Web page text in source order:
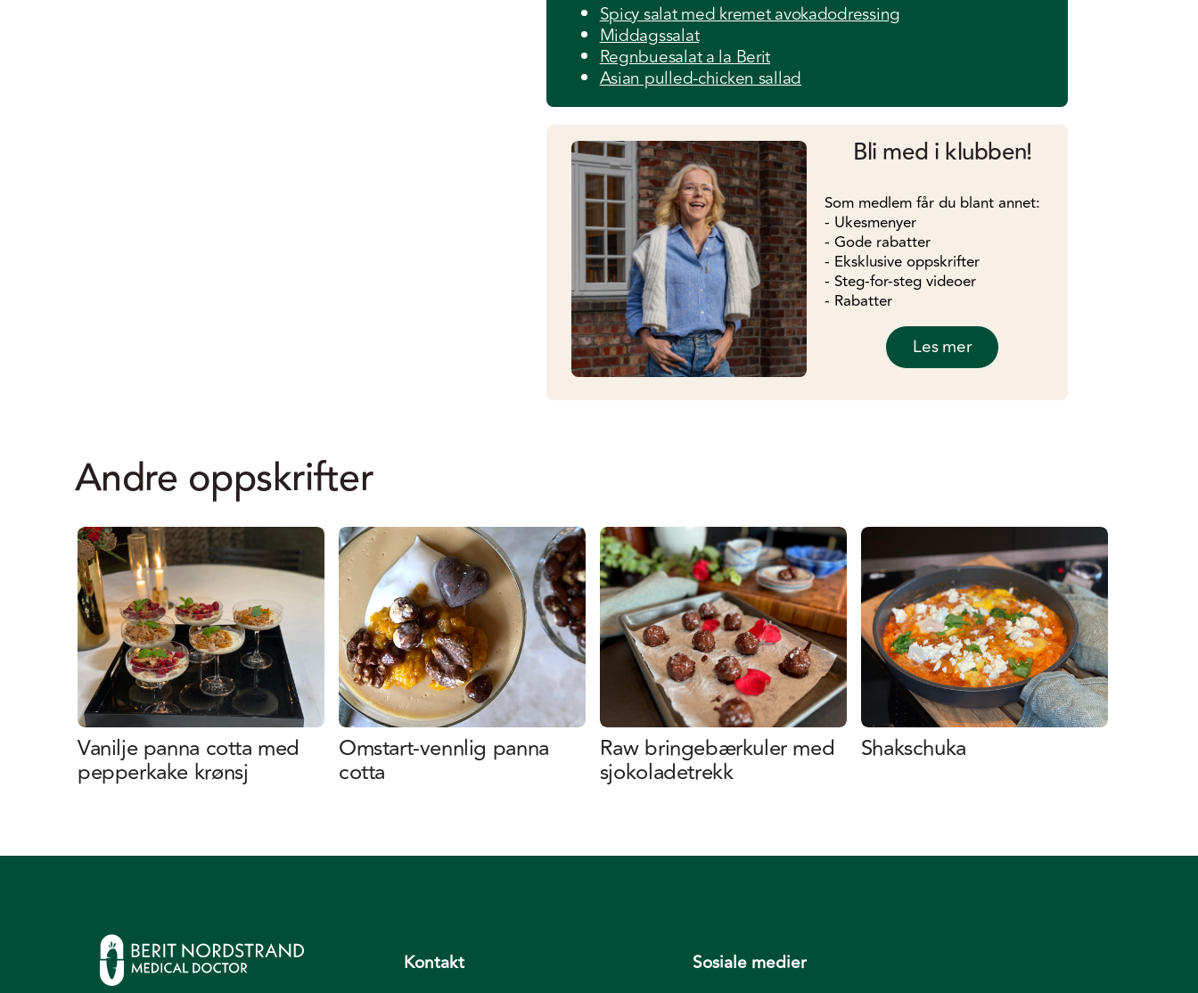
Spicy salat med kremet avokadodressing
Middagssalat
Regnbuesalat a la Berit
Asian pulled-chicken sallad
Bli med i klubben!
Som medlem får du blant annet:
- Ukesmenyer
- Gode rabatter
- Eksklusive oppskrifter
- Steg-for-steg videoer
- Rabatter
Les mer
Andre oppskrifter
Vanilje panna cotta med
pepperkake krønsj
Omstart-vennlig panna
cotta
Raw bringebærkuler med
sjokoladetrekk
Shakschuka
Kontakt Sosiale medier